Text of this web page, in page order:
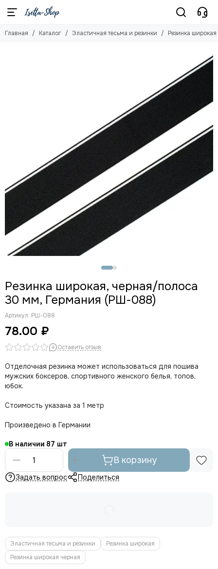
Эластичная тесьма и резинки
Главная Каталог Эластичная тесьма и резинки Резинка широкая
Резинка широкая, черная/полоса
30 мм, Германия (РШ-088)
Артикул: РШ-088
78.00 ₽
Оставить отзыв
Отделочная резинка может использоваться для пошива
мужских боксеров, спортивного женского белья, топов,
юбок.
Стоимость указана за 1 метр
Произведено в Германии
В наличии 87
В корзину
Задать вопрос Поделиться
Эластичная тесьма и резинки
Резинка широкая
Резинка широкая черная